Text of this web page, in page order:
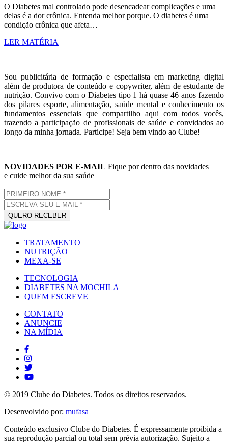
O Diabetes mal controlado pode desencadear complicações e uma
delas é a dor crônica. Entenda melhor porque. O diabetes é uma
condição crônica que afeta…
LER MATÉRIA
Sou publicitária de formação e especialista em marketing digital
além de produtora de conteúdo e copywriter, além de estudante de
nutrição. Convivo com o Diabetes tipo 1 há quase 46 anos fazendo
dos pilares esporte, alimentação, saúde mental e conhecimento os
fundamentos essenciais que compartilho aqui com todos vocês,
trazendo a participação de profissionais de saúde e convidados ao
longo da minha jornada. Participe! Seja bem vindo ao Clube!
NOVIDADES POR E-MAIL Fique por dentro das novidades
e cuide melhor da sua saúde
TRATAMENTO
NUTRIÇÃO
MEXA-SE
TECNOLOGIA
DIABETES NA MOCHILA
QUEM ESCREVE
CONTATO
ANUNCIE
NA MÍDIA
© 2019 Clube do Diabetes. Todos os direitos reservados.
Desenvolvido por: mufasa
Conteúdo exclusivo Clube do Diabetes. É expressamente proibida a
sua reprodução parcial ou total sem prévia autorização. Sujeito a